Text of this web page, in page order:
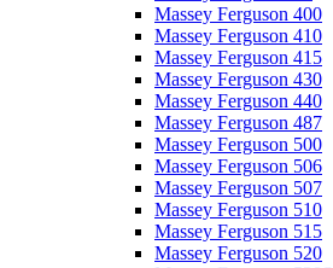
Massey Ferguson 400
Massey Ferguson 410
Massey Ferguson 415
Massey Ferguson 430
Massey Ferguson 440
Massey Ferguson 487
Massey Ferguson 500
Massey Ferguson 506
Massey Ferguson 507
Massey Ferguson 510
Massey Ferguson 515
Massey Ferguson 520